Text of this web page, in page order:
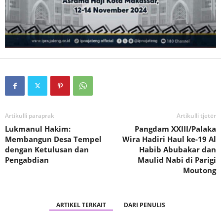
Artikulli paraprak
Lukmanul Hakim:
Membangun Desa Tempel
dengan Ketulusan dan
Pengabdian
Artikulli tjetër
Pangdam XXIII/Palaka
Wira Hadiri Haul ke-19 Al
Habib Abubakar dan
Maulid Nabi di Parigi
Moutong
ARTIKEL TERKAIT DARI PENULIS